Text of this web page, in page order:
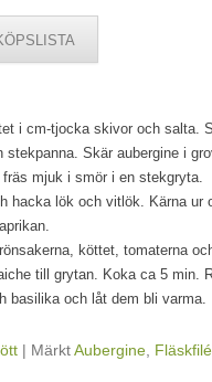
i cm-tjocka skivor och salta.
stekpanna. Skär aubergine i
mjuk i smör i en stekgryta.
hacka lök och vitlök. Kärna ur
köttet, tomaterna
till grytan. Koka ca 5 min.
basilika och låt dem bli varma.
| MärktAubergine Fläskfilé